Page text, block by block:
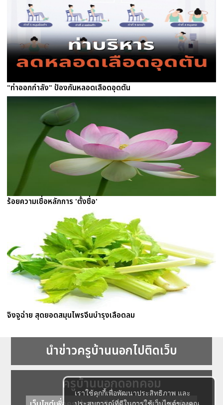
เราใช้คุกกี้เพื่อพัฒนาประสิทธิภาพ และ
"ท่าออกกำลัง" ป้องกันหลอดเลือดอุดตัน
ร้อยความเชื่อหลักการ 'ตั้งชื่อ'
จิงจูฉ่าย สุดยอดสมุนไพรจีนบำรุงเลือดลม
นำข่าวครูบ้านนอกไปติดเว็บ
ครูบ้านนอกดอทคอม